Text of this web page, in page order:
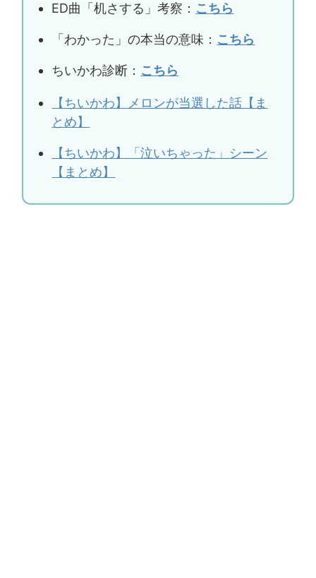
ED曲「机さする」考察： こちら
「わかった」の本当の意味： こちら
ちいかわ診断： こちら
【ちいかわ】メロンが当選した話【ま
とめ】
【ちいかわ】「泣いちゃった」シーン
【まとめ】